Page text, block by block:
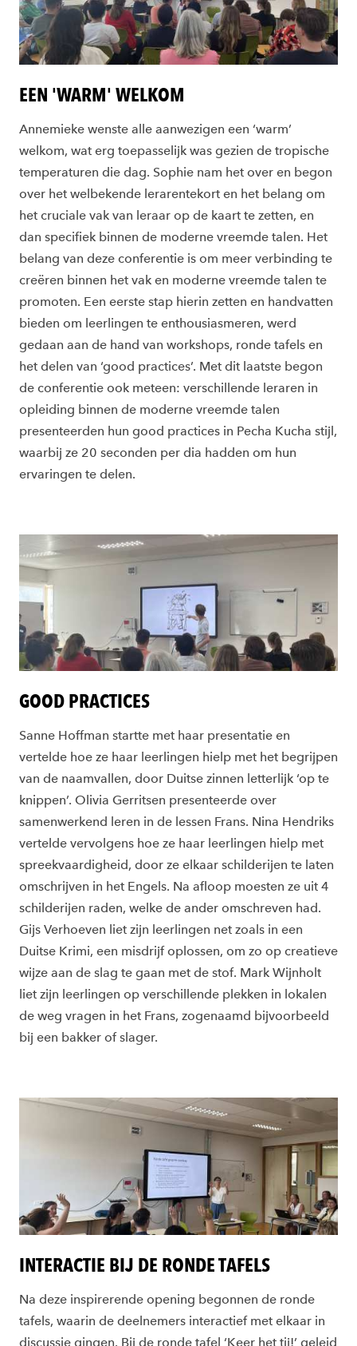
EEN 'WARM' WELKOM
Annemieke wenste alle aanwezigen een ‘warm’
welkom, wat erg toepasselijk was gezien de tropische
temperaturen die dag. Sophie nam het over en begon
over het welbekende lerarentekort en het belang om
het cruciale vak van leraar op de kaart te zetten, en
dan specifiek binnen de moderne vreemde talen. Het
belang van deze conferentie is om meer verbinding te
creëren binnen het vak en moderne vreemde talen te
promoten. Een eerste stap hierin zetten en handvatten
bieden om leerlingen te enthousiasmeren, werd
gedaan aan de hand van workshops, ronde tafels en
het delen van ‘good practices’. Met dit laatste begon
de conferentie ook meteen: verschillende leraren in
opleiding binnen de moderne vreemde talen
presenteerden hun good practices in Pecha Kucha stijl,
waarbij ze 20 seconden per dia hadden om hun
ervaringen te delen.
GOOD PRACTICES
Sanne Hoffman startte met haar presentatie en
vertelde hoe ze haar leerlingen hielp met het begrijpen
van de naamvallen, door Duitse zinnen letterlijk ‘op te
knippen’. Olivia Gerritsen presenteerde over
samenwerkend leren in de lessen Frans. Nina Hendriks
vertelde vervolgens hoe ze haar leerlingen hielp met
spreekvaardigheid, door ze elkaar schilderijen te laten
omschrijven in het Engels. Na afloop moesten ze uit 4
schilderijen raden, welke de ander omschreven had.
Gijs Verhoeven liet zijn leerlingen net zoals in een
Duitse Krimi, een misdrijf oplossen, om zo op creatieve
wijze aan de slag te gaan met de stof. Mark Wijnholt
liet zijn leerlingen op verschillende plekken in lokalen
de weg vragen in het Frans, zogenaamd bijvoorbeeld
bij een bakker of slager.
INTERACTIE BIJ DE RONDE TAFELS
Na deze inspirerende opening begonnen de ronde
tafels, waarin de deelnemers interactief met elkaar in
discussie gingen. Bij de ronde tafel ‘Keer het tij!’ geleid